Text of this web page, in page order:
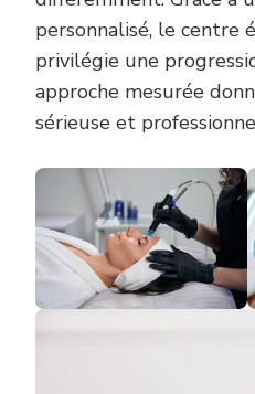
personnalisé, le centre
privilégie une
approche mesurée
sérieuse et